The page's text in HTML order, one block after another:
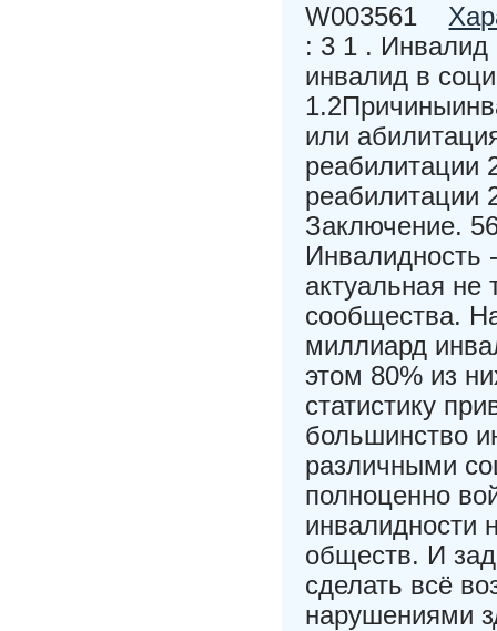
W003561
: 3 1 . Инвалид
инвалид в
или
реабилитации
реабилитации
Заключение.
Инвалидность
актуальная не
сообщества.
миллиард
этом 80% из
статистику
большинство
различными
полноценно
инвалидности
обществ. И
сделать всё
нарушениями